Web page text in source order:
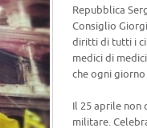
Repubblica
Consiglio
diritti di tutti i
medici di
che ogni
Il 25 aprile non
militare.